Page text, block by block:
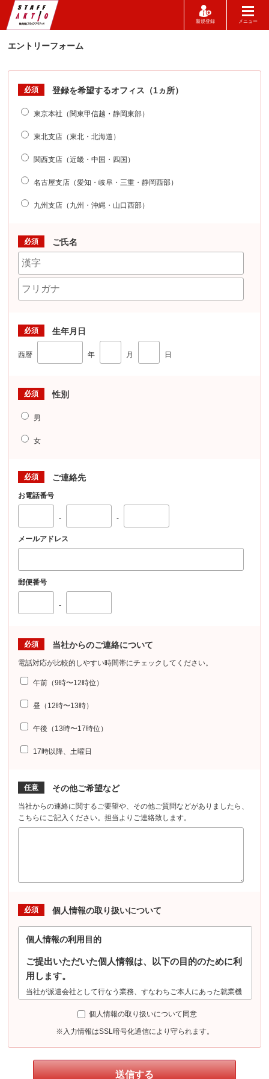
新規登録 メニュー
エントリーフォーム
必須 登録を希望するオフィス（1ヵ所）
東京本社（関東甲信越・静岡東部）
東北支店（東北・北海道）
関西支店（近畿・中国・四国）
名古屋支店（愛知・岐阜・三重・静岡西部）
九州支店（九州・沖縄・山口西部）
必須 ご氏名
必須 生年月日
西暦 年 月 日
必須 性別
男
女
必須 ご連絡先
お電話番号
- -
メールアドレス
郵便番号
-
必須 当社からのご連絡について
電話対応が比較的しやすい時間帯にチェックしてください。
午前（9時〜12時位）
昼（12時〜13時）
午後（13時〜17時位）
17時以降、土曜日
任意 その他ご希望など
当社からの連絡に関するご要望や、その他ご質問などがありましたら、
こちらにご記入ください。担当よりご連絡致します。
必須 個人情報の取り扱いについて
個人情報の利用目的
ご提出いただいた個人情報は、以下の目的のために利
用します。
当社が派遣会社として行なう業務、すなわちご本人にあった就業機
業時の労務管理、労働安全管理（労働安全衛生法に基づく健康診断
における機微情報の収集を含む）、勤務状況の証明、派遣先への就
業状況確認、その他、派遣業務管理、紹介業務管理等、及びこれら
に準ずる目的に利用します。また、派遣先による評価情報について
は人事労務管理、及びこれに準ずる目的に利用します。
個人情報の取り扱いについて同意
※入力情報はSSL暗号化通信により守られます。